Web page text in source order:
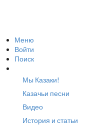
Меню
Войти
Поиск
Мы Казаки!
Казачьи песни
Видео
История и статьи